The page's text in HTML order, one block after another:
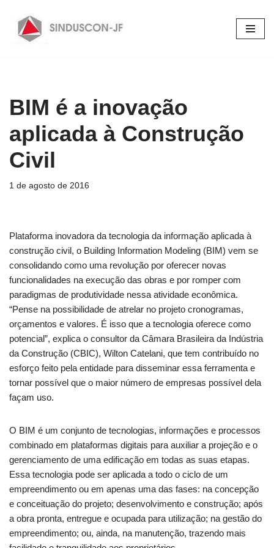
Pular
BIM é a inovação
aplicada à Construção
Civil
1 de agosto de 2016
Plataforma inovadora da tecnologia da informação aplicada à
construção civil, o Building Information Modeling (BIM) vem se
consolidando como uma revolução por oferecer novas
funcionalidades na execução das obras e por romper com
paradigmas de produtividade nessa atividade econômica.
“Pense na possibilidade de atrelar no projeto cronogramas,
orçamentos e valores. É isso que a tecnologia oferece como
potencial”, explica o consultor da Câmara Brasileira da Indústria
da Construção (CBIC), Wilton Catelani, que tem contribuído no
esforço feito pela entidade para disseminar essa ferramenta e
tornar possível que o maior número de empresas possível dela
façam uso.
O BIM é um conjunto de tecnologias, informações e processos
combinado em plataformas digitais para auxiliar a projeção e o
gerenciamento de uma edificação em todas as suas etapas.
Essa tecnologia pode ser aplicada a todo o ciclo de um
empreendimento ou em apenas uma das fases: na concepção
e conceituação do projeto; desenvolvimento e construção; após
a obra pronta, entregue e ocupada para utilização; na gestão do
empreendimento; ou, ainda, na manutenção, trazendo mais